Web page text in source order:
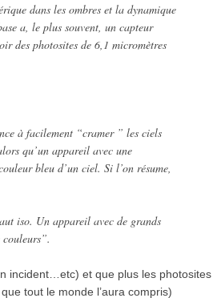
dans les ombres et la dynamique
a, le plus souvent, un capteur
des photosites de 6,1 micromètres
à facilement “cramer ” les ciels
qu’un appareil avec une
bleu d’un ciel. Si l’on résume,
iso. Un appareil avec de grands
incident…etc) et que plus les photosites
tout le monde l’aura compris)